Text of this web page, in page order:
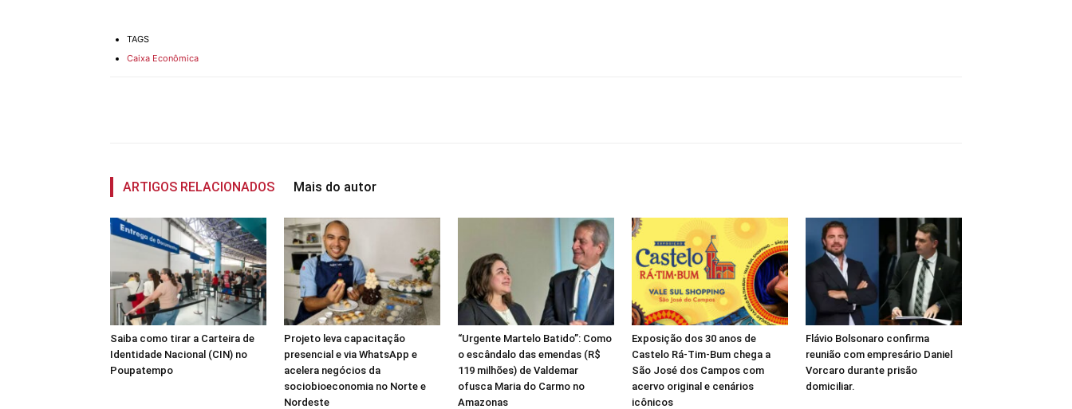
TAGS
Caixa Econômica
ARTIGOS RELACIONADOS Mais do autor
Saiba como tirar a Carteira de
Identidade Nacional (CIN) no
Poupatempo
Projeto leva capacitação
presencial e via WhatsApp e
acelera negócios da
sociobioeconomia no Norte e
Nordeste
“Urgente Martelo Batido”: Como
o escândalo das emendas (R$
119 milhões) de Valdemar
ofusca Maria do Carmo no
Amazonas
Exposição dos 30 anos de
Castelo Rá-Tim-Bum chega a
São José dos Campos com
acervo original e cenários
icônicos
Flávio Bolsonaro confirma
reunião com empresário Daniel
Vorcaro durante prisão
domiciliar.